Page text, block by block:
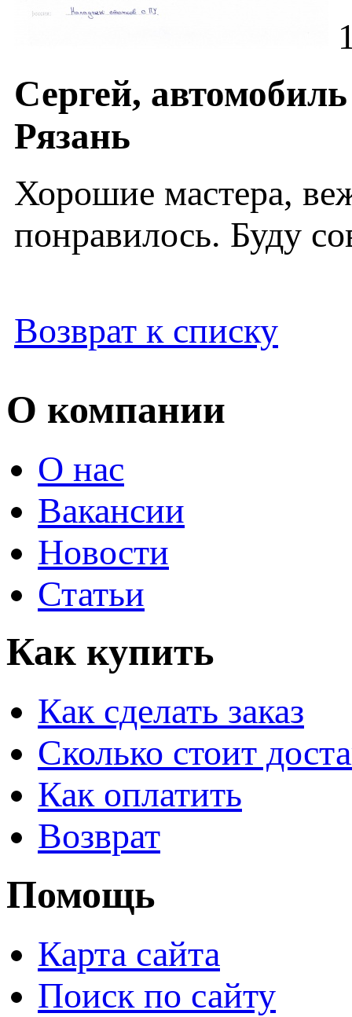
Сергей,
Рязань
Хорошие мастера,
понравилось. Буду
Возврат к списку
О компании
О нас
Вакансии
Новости
Статьи
Как купить
Как сделать заказ
Сколько стоит
Как оплатить
Возврат
Помощь
Карта сайта
Поиск по сайту